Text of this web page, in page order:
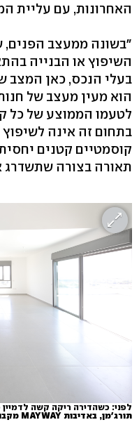
האחרונות, עם עליית
"בשונה ממעצב הפנים,
השיפוץ או הבנייה
בעלי הנכס, כאן המצב
הוא מעין מעצב של
לטעמו הממוצע של כל
בתחום זה אינה לשיפוץ
קוסמטיים קטנים
תאורה בצורה
לפני: כשהדירה ריקה קשה
תורג'מן, באדיבות MAYWAY מקבוצת כרמל)